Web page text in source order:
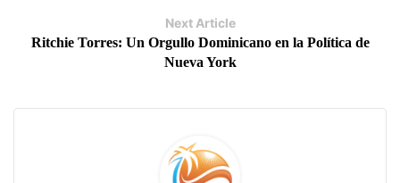
Next Article
Ritchie Torres: Un Orgullo Dominicano en la Política de
Nueva York